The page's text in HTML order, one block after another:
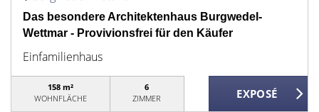
Das besondere Architektenhaus Burgwedel-
Wettmar - Provivionsfrei für den Käufer
Einfamilienhaus
158 m²
WOHNFLÄCHE
6
ZIMMER